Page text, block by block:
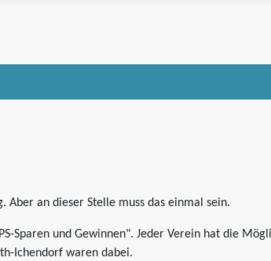
an dieser Stelle muss das einmal sein.
Sparen und Gewinnen". Jeder Verein hat die
Ichendorf waren dabei.